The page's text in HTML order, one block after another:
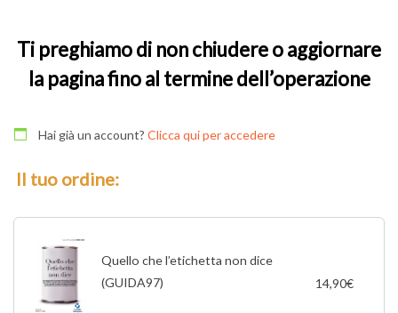
Ti preghiamo di non chiudere o aggiornare
la pagina fino al termine dell’operazione
Hai già un account? Clicca qui per accedere
Il tuo ordine:
Quello che l’etichetta non dice
(GUIDA97)
14,90€